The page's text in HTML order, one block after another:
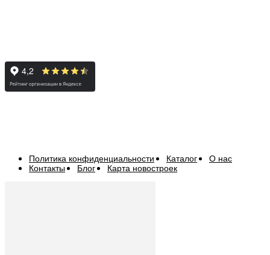
Политика конфиденциальности Каталог
О нас
Контакты
Блог Карта новостроек